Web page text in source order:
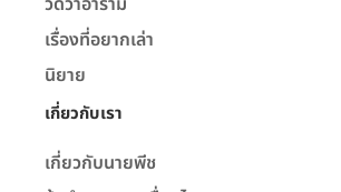
เรื่องที่อยากเล่า
นิยาย
เกี่ยวกับเรา
เกี่ยวกับนายพีช